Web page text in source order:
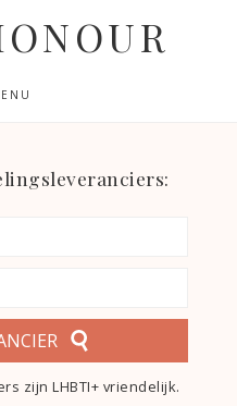
zijn LHBTI+ vriendelijk.